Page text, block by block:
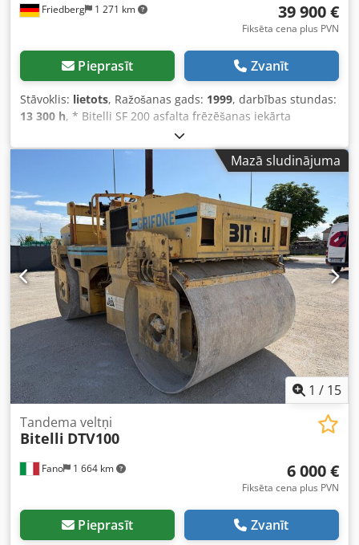
Friedberg 1 271 km 39 900 €
Fiksēta cena plus PVN
Pieprasīt Zvanīt
Stāvoklis: lietots, Ražošanas gads: 1999, darbības stundas:
13 300 h, * Bitelli SF 200 asfalta frēzēšanas iekārta
Dkedpozm Epbofx Acker * Ražošanas gads: 1999 * Darba
stundas: 13 000 h * MB motors * Frēzēšanas platums: 2 m
* Hidrauliski nolaižams konveijers * Svars: 29 000 kg *
Papildu fotoattēli un video ir pieejami, rakstot WhatsApp *
Informācija bez garantijām, un ir atļauts pārdot citam
pircējam.
Mazā sludinājuma
1 / 15
Fano 1 664 km
Tandema veltņi
Bitelli DTV100
6 000 €
Fiksēta cena plus PVN
Pieprasīt Zvanīt